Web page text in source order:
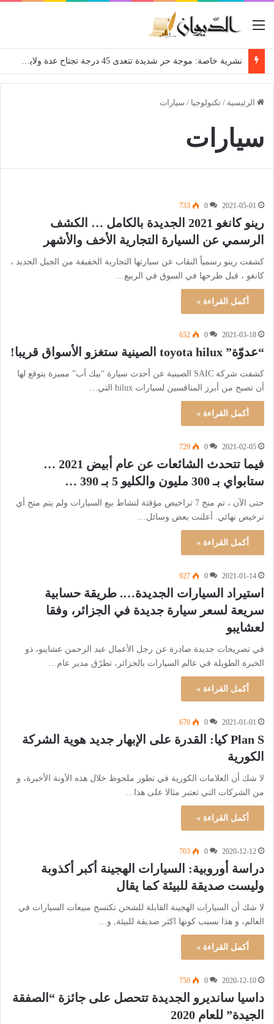
القائمة
نشرية خاصة: موجة حر شديدة تتعدى 45 درجة تجتاح عدة ولايات إلى غاية الاثنين
الرئيسية / تكنولوجيا / سيارات
سيارات
2021-05-01
0
733
رينو كانغو 2021 الجديدة بالكامل … الكشف
الرسمي عن السيارة التجارية الأخف والأشهر
كشفت رينو رسمياً النقاب عن سيارتها التجارية الخفيفة من الجيل الجديد ،
كانغو ، قبل طرحها في السوق في الربيع…
أكمل القراءة »
2021-03-18
0
652
“عدوّة” toyota hilux الصينية ستغزو الأسواق قريبا!
كشفت شركة SAIC الصينية عن أحدث سيارة “بيك آب” مميزة يتوقع لها
أن تصبح من أبرز المنافسين لسيارات hilux التي…
أكمل القراءة »
2021-02-05
0
729
فيما تتحدث الشائعات عن عام أبيض 2021 …
ستابواي بـ 300 مليون والكليو 5 بـ 390 …
حتى الآن ، تم منح 7 تراخيص مؤقتة لنشاط بيع السيارات ولم يتم منح أي
ترخيص نهائي. أعلنت بعض وسائل…
أكمل القراءة »
2021-01-14
0
927
استيراد السيارات الجديدة…. طريقة حسابية
سريعة لسعر سيارة جديدة في الجزائر، وفقا
لعشايبو
في تصريحات جديدة صادرة عن رجل الأعمال عبد الرحمن عشايبو، ذو
الخبرة الطويلة في عالم السيارات بالجزائر، تطرّق مدير عام…
أكمل القراءة »
2021-01-01
0
670
Plan S كيا: القدرة على الإبهار جديد هوية الشركة
الكورية
لا شك أن العلامات الكورية في تطور ملحوظ خلال هذه الآونة الأخيرة، و
من الشركات التي تعتبر مثالا على هذا…
أكمل القراءة »
2020-12-12
0
703
دراسة أوروبية: السيارات الهجينة أكبر أكذوبة
وليست صديقة للبيئة كما يقال
لا شك أن السيارات الهجينة القابلة للشحن تكتسح مبيعات السيارات في
العالم، و هذا بسبب كونها اكثر صديقة للبيئة, و…
أكمل القراءة »
2020-12-10
0
750
داسيا سانديرو الجديدة تتحصل على جائزة “الصفقة
الجيدة” للعام 2020